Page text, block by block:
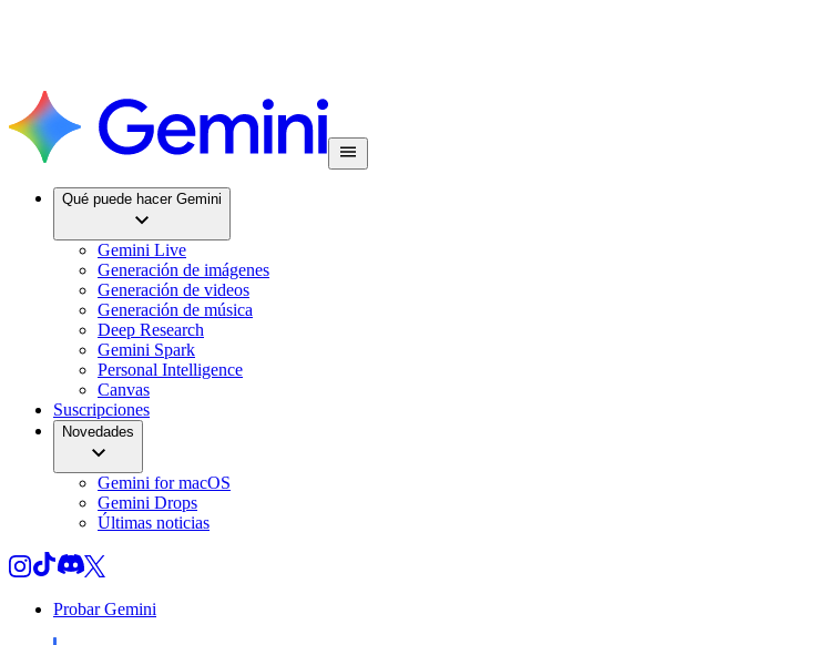
Qué puede hacer Gemini
Gemini Live
Generación de imágenes
Generación de videos
Generación de música
Deep Research
Gemini Spark
Personal Intelligence
Canvas
Suscripciones
Novedades
Gemini for macOS
Gemini Drops
Últimas noticias
Probar Gemini